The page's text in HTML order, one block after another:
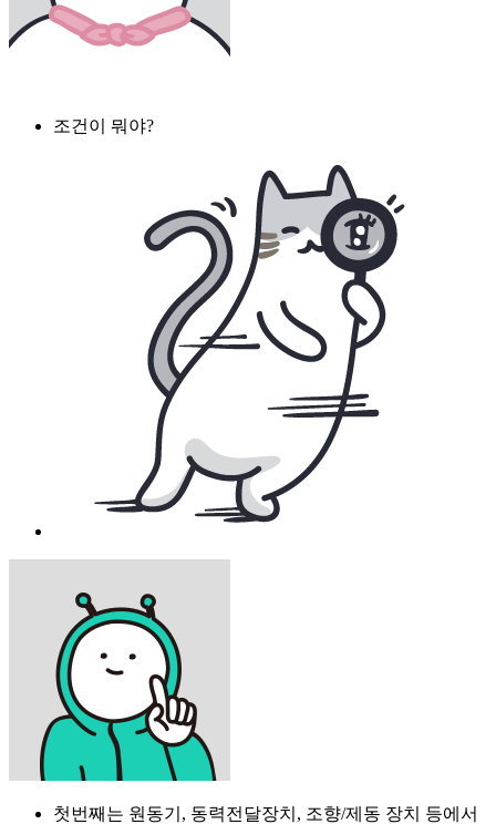
조건이 뭐야?
첫번째는 원동기, 동력전달장치, 조향/제동 장치 등에서